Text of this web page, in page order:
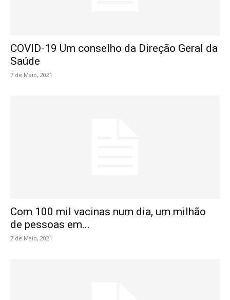
COVID-19 Um conselho da Direção Geral da
Saúde
7 de Maio, 2021
Com 100 mil vacinas num dia, um milhão
de pessoas em...
7 de Maio, 2021